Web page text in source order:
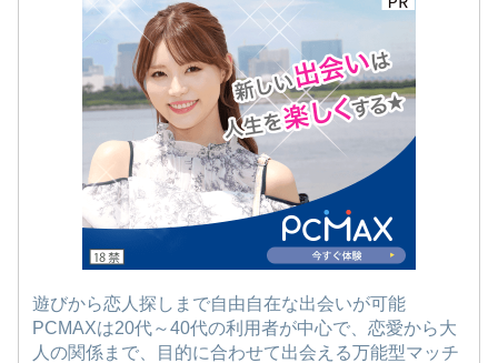
遊びから恋人探しまで自由自在な出会いが可能
PCMAXは20代～40代の利用者が中心で、恋愛から大
人の関係まで、目的に合わせて出会える万能型マッチ